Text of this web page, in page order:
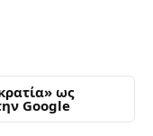
ως
Google